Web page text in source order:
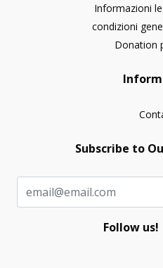
Informazioni
condizioni
Donation
Subscribe to
Follow us!